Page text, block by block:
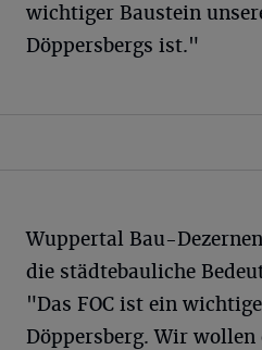
wichtiger Baustein
Döppersbergs ist."
Wuppertal Bau-
die städtebauliche
"Das FOC ist ein
Döppersberg. Wir